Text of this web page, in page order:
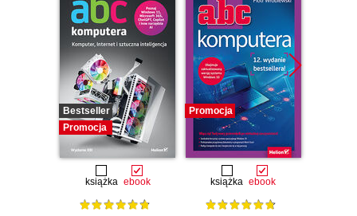
Bestseller
Promocja
książka ebook
Promocja
książka ebook